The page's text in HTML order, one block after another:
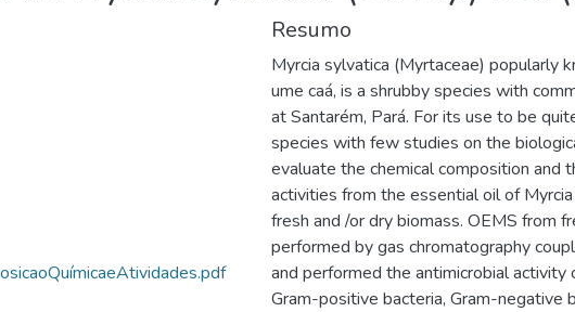
Resumo
Myrcia sylvatica (Myrtaceae) popularly
ume caá, is a shrubby species with
at Santarém, Pará. For its use to be
species with few studies on the
evaluate the chemical composition and
activities from the essential oil of
fresh and /or dry biomass. OEMS from
performed by gas chromatography
and performed the antimicrobial
Gram-positive bacteria, Gram-negative